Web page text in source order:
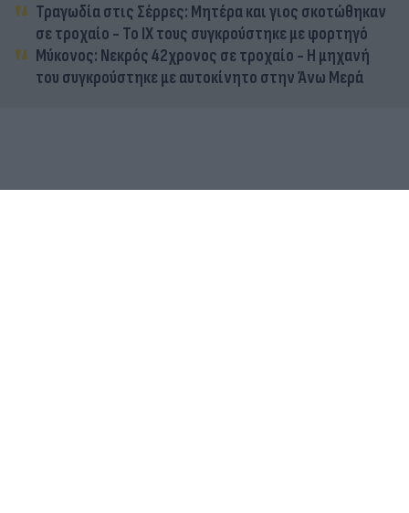
Τραγωδία στις Σέρρες: Μητέρα και γιος σκοτώθηκαν
σε τροχαίο - Το ΙΧ τους συγκρούστηκε με φορτηγό
Μύκονος: Νεκρός 42χρονος σε τροχαίο - Η μηχανή
του συγκρούστηκε με αυτοκίνητο στην Άνω Μερά